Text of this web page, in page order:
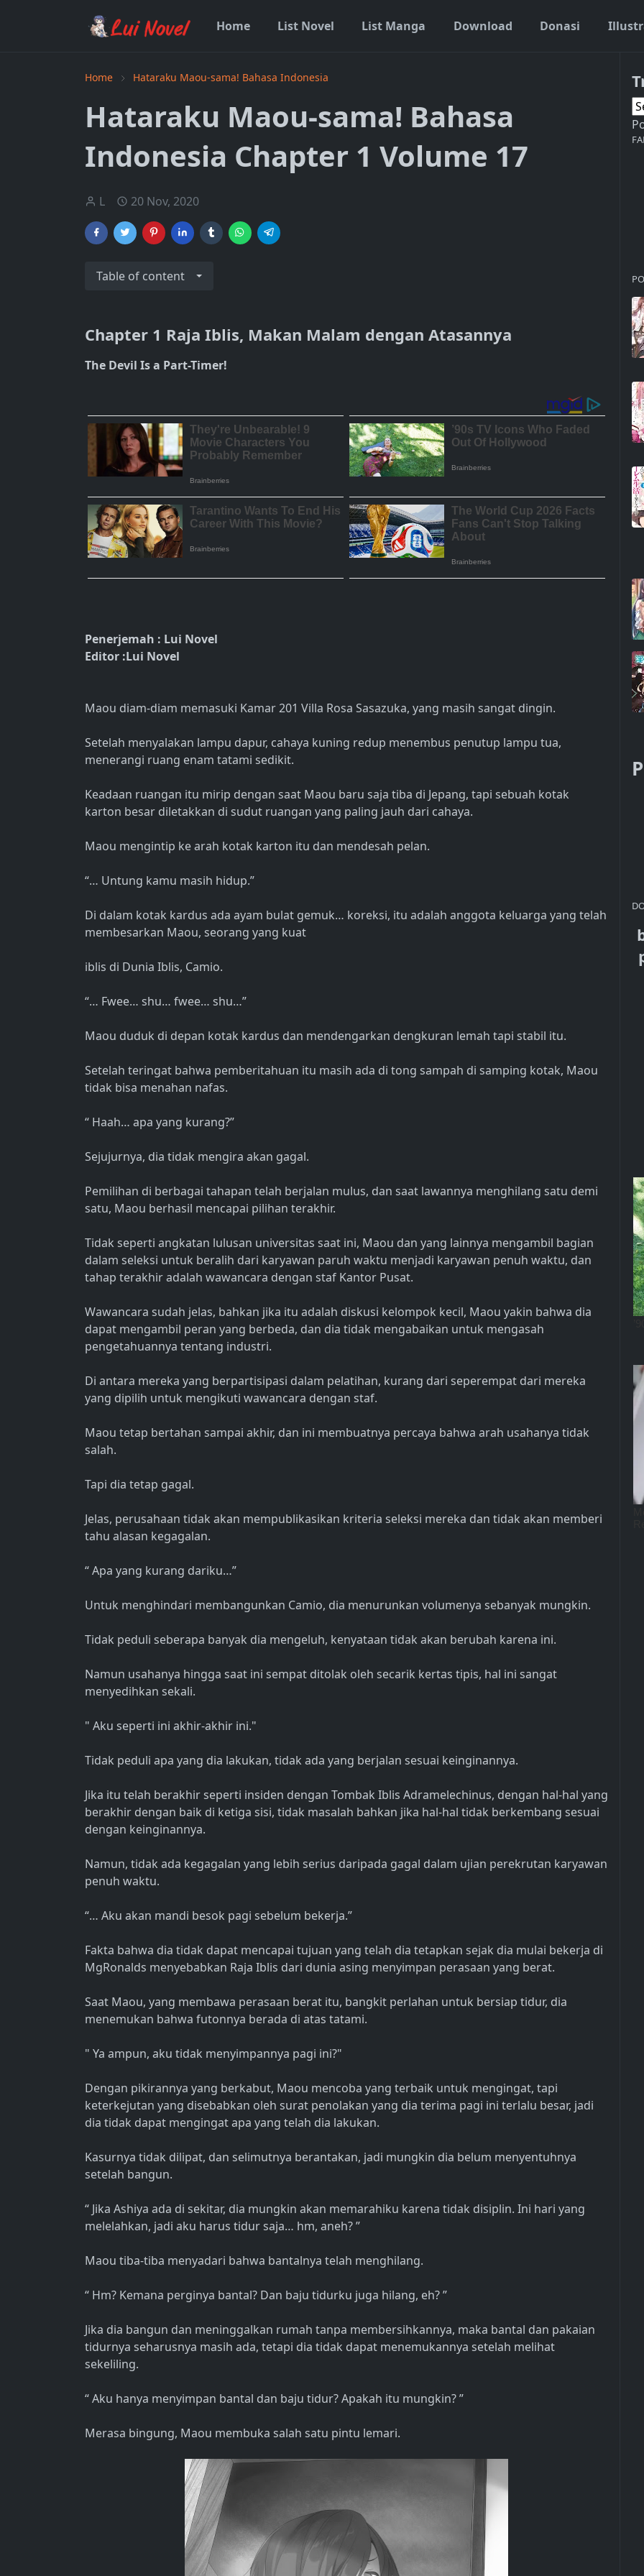
Home List Novel List Manga Download Donasi
Home Hataraku Maou-sama! Bahasa Indonesia
Hataraku Maou-sama! Bahasa
Indonesia Chapter 1 Volume 17
L 20 Nov, 2020
Table of content
Chapter 1 Raja Iblis, Makan Malam dengan Atasannya
The Devil Is a Part-Timer!
Penerjemah : Lui Novel
Editor :Lui Novel
Maou diam-diam memasuki Kamar 201 Villa Rosa Sasazuka, yang masih sangat dingin.
Setelah menyalakan lampu dapur, cahaya kuning redup menembus penutup lampu tua,
menerangi ruang enam tatami sedikit.
Keadaan ruangan itu mirip dengan saat Maou baru saja tiba di Jepang, tapi sebuah kotak
karton besar diletakkan di sudut ruangan yang paling jauh dari cahaya.
Maou mengintip ke arah kotak karton itu dan mendesah pelan.
“… Untung kamu masih hidup.”
Di dalam kotak kardus ada ayam bulat gemuk… koreksi, itu adalah anggota keluarga yang telah
membesarkan Maou, seorang yang kuat
iblis di Dunia Iblis, Camio.
“… Fwee… shu… fwee… shu…”
Maou duduk di depan kotak kardus dan mendengarkan dengkuran lemah tapi stabil itu.
Setelah teringat bahwa pemberitahuan itu masih ada di tong sampah di samping kotak, Maou
tidak bisa menahan nafas.
“ Haah… apa yang kurang?”
Sejujurnya, dia tidak mengira akan gagal.
Pemilihan di berbagai tahapan telah berjalan mulus, dan saat lawannya menghilang satu demi
satu, Maou berhasil mencapai pilihan terakhir.
Tidak seperti angkatan lulusan universitas saat ini, Maou dan yang lainnya mengambil bagian
dalam seleksi untuk beralih dari karyawan paruh waktu menjadi karyawan penuh waktu, dan
tahap terakhir adalah wawancara dengan staf Kantor Pusat.
Wawancara sudah jelas, bahkan jika itu adalah diskusi kelompok kecil, Maou yakin bahwa dia
dapat mengambil peran yang berbeda, dan dia tidak mengabaikan untuk mengasah
pengetahuannya tentang industri.
Di antara mereka yang berpartisipasi dalam pelatihan, kurang dari seperempat dari mereka
yang dipilih untuk mengikuti wawancara dengan staf.
Maou tetap bertahan sampai akhir, dan ini membuatnya percaya bahwa arah usahanya tidak
salah.
Tapi dia tetap gagal.
Jelas, perusahaan tidak akan mempublikasikan kriteria seleksi mereka dan tidak akan memberi
tahu alasan kegagalan.
“ Apa yang kurang dariku…”
Untuk menghindari membangunkan Camio, dia menurunkan volumenya sebanyak mungkin.
Tidak peduli seberapa banyak dia mengeluh, kenyataan tidak akan berubah karena ini.
Namun usahanya hingga saat ini sempat ditolak oleh secarik kertas tipis, hal ini sangat
menyedihkan sekali.
" Aku seperti ini akhir-akhir ini."
Tidak peduli apa yang dia lakukan, tidak ada yang berjalan sesuai keinginannya.
Jika itu telah berakhir seperti insiden dengan Tombak Iblis Adramelechinus, dengan hal-hal yang
berakhir dengan baik di ketiga sisi, tidak masalah bahkan jika hal-hal tidak berkembang sesuai
dengan keinginannya.
Namun, tidak ada kegagalan yang lebih serius daripada gagal dalam ujian perekrutan karyawan
penuh waktu.
“… Aku akan mandi besok pagi sebelum bekerja.”
Fakta bahwa dia tidak dapat mencapai tujuan yang telah dia tetapkan sejak dia mulai bekerja di
MgRonalds menyebabkan Raja Iblis dari dunia asing menyimpan perasaan yang berat.
Saat Maou, yang membawa perasaan berat itu, bangkit perlahan untuk bersiap tidur, dia
menemukan bahwa futonnya berada di atas tatami.
" Ya ampun, aku tidak menyimpannya pagi ini?"
Dengan pikirannya yang berkabut, Maou mencoba yang terbaik untuk mengingat, tapi
keterkejutan yang disebabkan oleh surat penolakan yang dia terima pagi ini terlalu besar, jadi
dia tidak dapat mengingat apa yang telah dia lakukan.
Kasurnya tidak dilipat, dan selimutnya berantakan, jadi mungkin dia belum menyentuhnya
setelah bangun.
“ Jika Ashiya ada di sekitar, dia mungkin akan memarahiku karena tidak disiplin. Ini hari yang
melelahkan, jadi aku harus tidur saja… hm, aneh? ”
Maou tiba-tiba menyadari bahwa bantalnya telah menghilang.
“ Hm? Kemana perginya bantal? Dan baju tidurku juga hilang, eh? ”
Jika dia bangun dan meninggalkan rumah tanpa membersihkannya, maka bantal dan pakaian
tidurnya seharusnya masih ada, tetapi dia tidak dapat menemukannya setelah melihat
sekeliling.
“ Aku hanya menyimpan bantal dan baju tidur? Apakah itu mungkin? ”
Merasa bingung, Maou membuka salah satu pintu lemari.